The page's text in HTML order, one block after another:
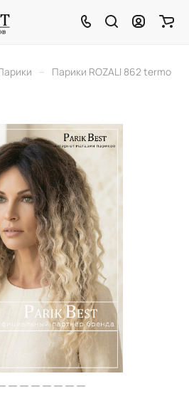
– Парики ROZALI 862 termo